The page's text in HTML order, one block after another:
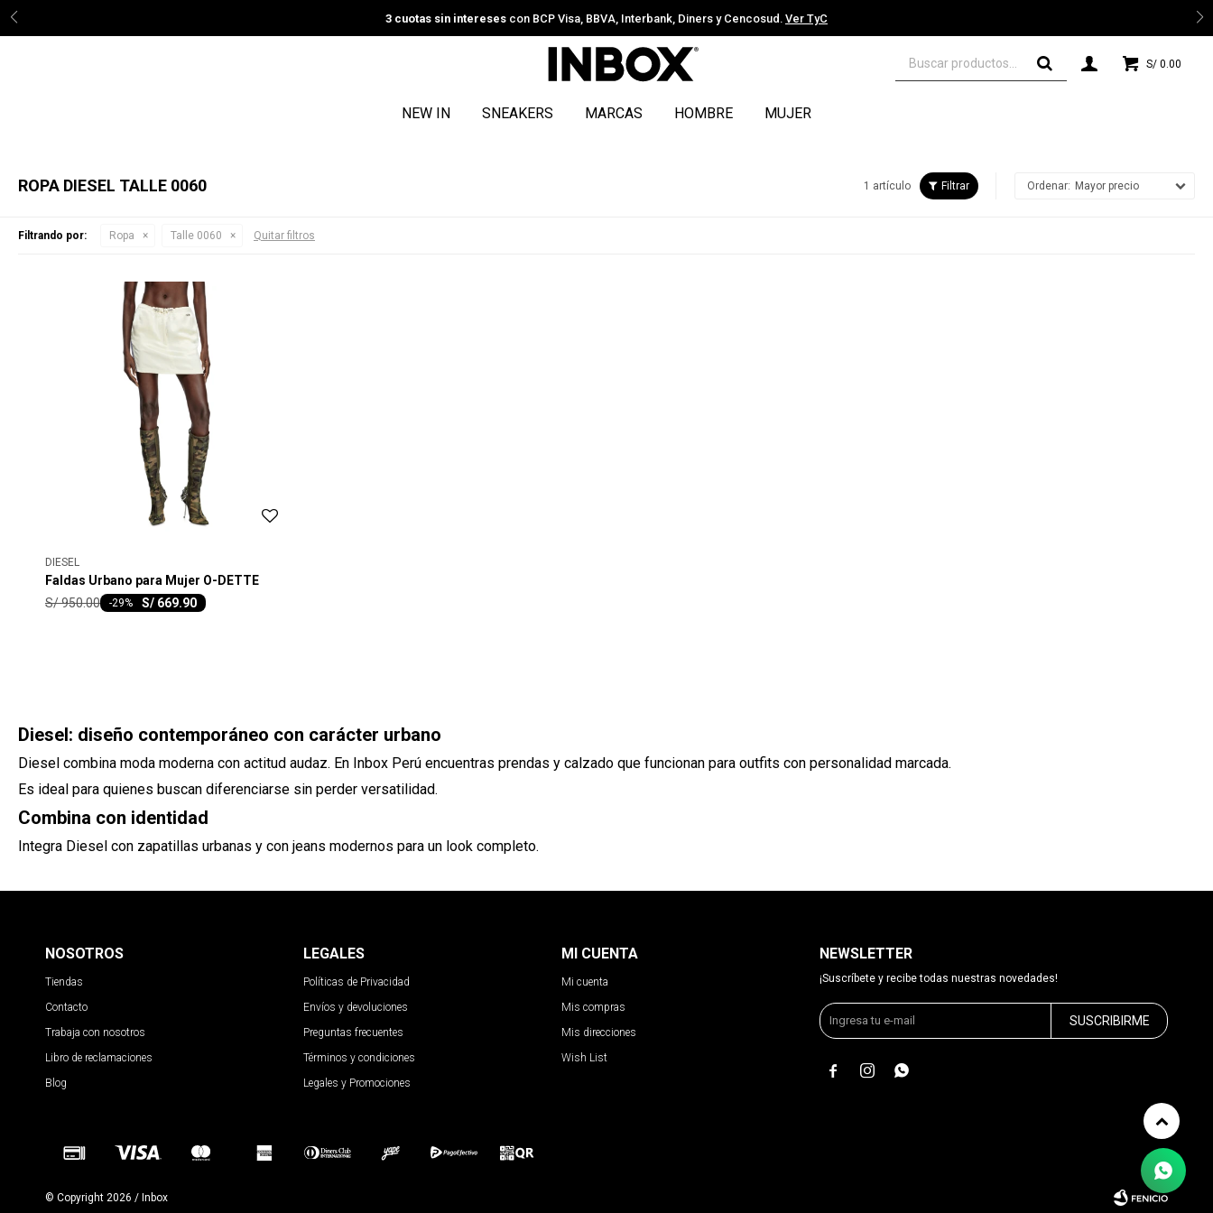
3 cuotas sin intereses con BCP Visa, BBVA, Interbank, Diners y Cencosud. Ver TyC
NEW IN SNEAKERS MARCAS HOMBRE MUJER
S/ 0.00
ROPA DIESEL TALLE 0060 1 artículo Mayor precio
Filtrando por: Ropa Talle 0060 Quitar filtros
DIESEL
Faldas Urbano para Mujer O-DETTE
S/ 669.90
-29
S/950.00
Diesel: diseño contemporáneo con carácter urbano
Diesel combina moda moderna con actitud audaz. En Inbox Perú encuentras prendas y calzado que funcionan para outfits con personalidad marcada.
Es ideal para quienes buscan diferenciarse sin perder versatilidad.
Combina con identidad
Integra Diesel con zapatillas urbanas y con jeans modernos para un look completo.
NOSOTROS
Tiendas
Contacto
Trabaja con nosotros
Libro de reclamaciones
Blog
LEGALES
Políticas de Privacidad
Envíos y devoluciones
Preguntas frecuentes
Términos y condiciones
Legales y Promociones
MI CUENTA
Mi cuenta
Mis compras
Mis direcciones
Wish List
NEWSLETTER
¡Suscríbete y recibe todas nuestras novedades!
SUSCRIBIRME
  
© Copyright 2026 / Inbox